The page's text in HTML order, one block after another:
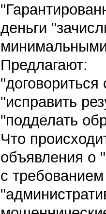
"
деньги "
Предлагают:
"
"исправить
"подделать
Что
объявления о "
с
"